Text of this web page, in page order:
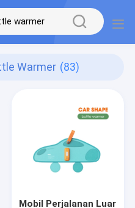
Warmer (83)
Mobil Perjalanan Luar